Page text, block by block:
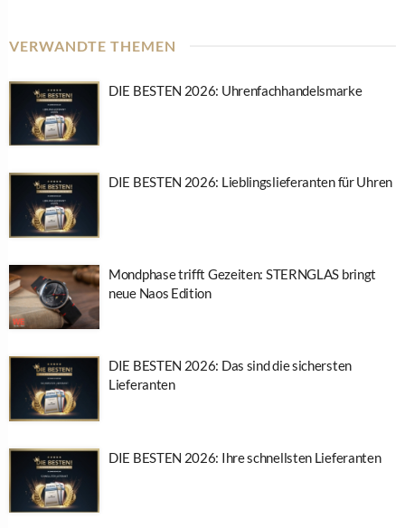
VERWANDTE THEMEN
DIE BESTEN 2026: Uhrenfachhandelsmarke
DIE BESTEN 2026: Lieblingslieferanten für Uhren
Mondphase trifft Gezeiten: STERNGLAS bringt
neue Naos Edition
DIE BESTEN 2026: Das sind die sichersten
Lieferanten
DIE BESTEN 2026: Ihre schnellsten Lieferanten